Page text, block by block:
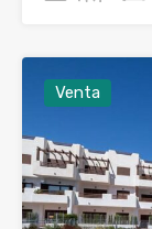
Venta